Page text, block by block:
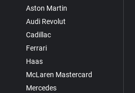
Aston Martin
Audi Revolut
Cadillac
Ferrari
Haas
McLaren Mastercard
Mercedes